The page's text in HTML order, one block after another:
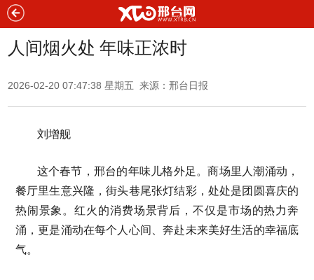
人间烟火处 年味正浓时
2026-02-20 07:47:38 星期五 来源：邢台日报
刘增舰
这个春节，邢台的年味儿格外足。商场里人潮涌动，
餐厅里生意兴隆，街头巷尾张灯结彩，处处是团圆喜庆的
热闹景象。红火的消费场景背后，不仅是市场的热力奔
涌，更是涌动在每个人心间、奔赴未来美好生活的幸福底
气。